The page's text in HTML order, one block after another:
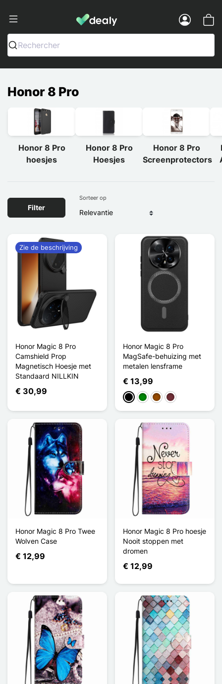
Dealy - Telefoonhoesjes en
Rechercher
Honor 8 Pro
Honor 8 Pro
hoesjes
Honor 8 Pro
Hoesjes
Honor 8 Pro
Screenprotectors
Filter
Sorteer op
Honor Magic 8 Pro
Camshield Prop
Magnetisch Hoesje met
Standaard NILLKIN
€ 30,99
Zie de beschrijving
Honor Magic 8 Pro
MagSafe-behuizing met
metalen lensframe
€ 13,99
ZwartGroenBruinRouge Vin
Honor Magic 8 Pro Twee
Wolven Case
€ 12,99
Honor Magic 8 Pro hoesje
Nooit stoppen met
dromen
€ 12,99